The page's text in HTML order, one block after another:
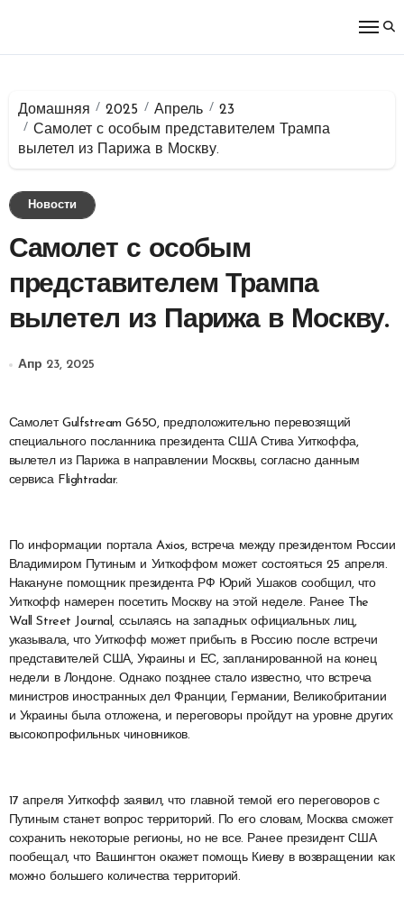
Домашняя 2025 Апрель
23
Самолет с особым представителем Трампа
вылетел из Парижа в Москву.
Новости
Самолет с особым
представителем Трампа
вылетел из Парижа в Москву.
Апр 23, 2025
Самолет Gulfstream G650, предположительно перевозящий
специального посланника президента США Стива Уиткоффа,
вылетел из Парижа в направлении Москвы, согласно данным
сервиса Flightradar.
По информации портала Axios, встреча между президентом России
Владимиром Путиным и Уиткоффом может состояться 25 апреля.
Накануне помощник президента РФ Юрий Ушаков сообщил, что
Уиткофф намерен посетить Москву на этой неделе. Ранее The
Wall Street Journal, ссылаясь на западных официальных лиц,
указывала, что Уиткофф может прибыть в Россию после встречи
представителей США, Украины и ЕС, запланированной на конец
недели в Лондоне. Однако позднее стало известно, что встреча
министров иностранных дел Франции, Германии, Великобритании
и Украины была отложена, и переговоры пройдут на уровне других
высокопрофильных чиновников.
17 апреля Уиткофф заявил, что главной темой его переговоров с
Путиным станет вопрос территорий. По его словам, Москва сможет
сохранить некоторые регионы, но не все. Ранее президент США
пообещал, что Вашингтон окажет помощь Киеву в возвращении как
можно большего количества территорий.